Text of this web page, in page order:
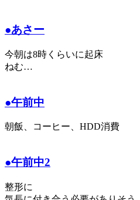
●あさー
今朝は8時くらいに起床
ねむ…
●午前中
朝飯、コーヒー、HDD消費
●午前中2
整形に